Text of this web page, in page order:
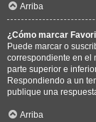
Arriba
¿Cómo marcar
Puede marcar o
correspondiente en el
parte superior e
Respondiendo a un
publique una
Arriba